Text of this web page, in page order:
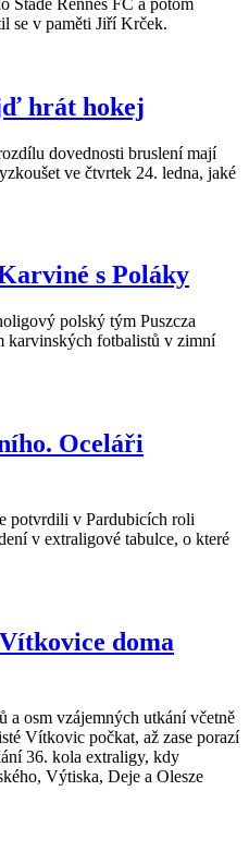
se v paměti Jiří Krček.
hrát hokej
dovednosti bruslení mají
ve čtvrtek 24. ledna, jaké
s Poláky
polský tým Puszcza
karvinských fotbalistů v zimní
Oceláři
potvrdili v Pardubicích roli
v extraligové tabulce, o které
doma
osm vzájemných utkání včetně
Vítkovic počkat, až zase porazí
36. kola extraligy, kdy
Výtiska, Deje a Olesze